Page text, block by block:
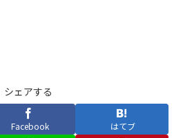
シェアする
Facebook はてブ